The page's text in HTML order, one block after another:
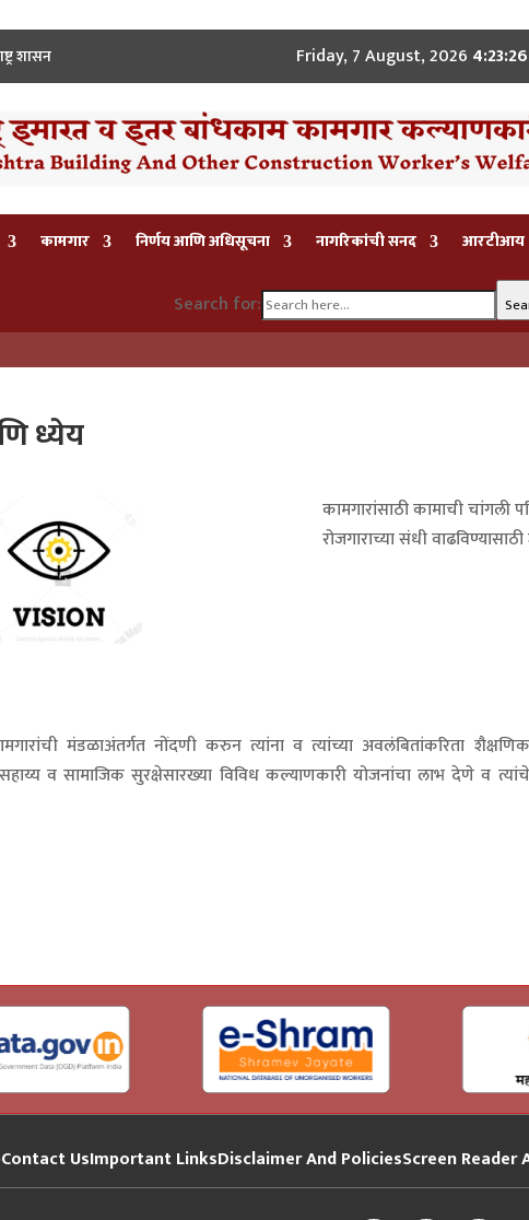
शासन Friday, 7 August, 2026
कामगार निर्णय आणि अधिसूचना नागरिकांची सनद आरटीआय
Search for:
ध्येय
कामगारांसाठी कामाची
रोजगाराच्या संधी
मंडळाअंतर्गत नोंदणी करुन त्यांना व त्यांच्या अवलंबितांकरिता शैक्षणिक
व सामाजिक सुरक्षेसारख्या विविध कल्याणकारी योजनांचा लाभ देणे व त्यांचे
Contact UsImportant LinksDisclaimer And PoliciesScreen Reader